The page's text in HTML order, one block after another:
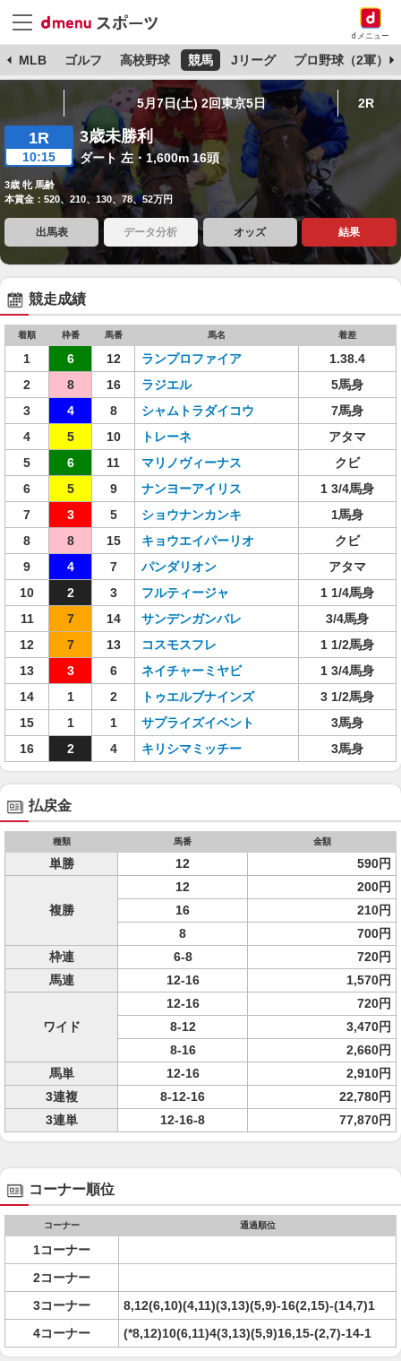
dメニュー
MLB ゴルフ 高校野球 競馬 Jリーグ プロ野球（2軍）
5月7日(土) 2回東京5日 2R
1R
10:15
3歳未勝利
ダート 左・1,600m 16頭
3歳 牝 馬齢
本賞金：520、210、130、78、52万円
出馬表 データ分析 オッズ 結果
競走成績
着順 枠番 馬番 馬名 着差
1 6 12 ランプロファイア
1.38.4
2
8 16 ラジエル
5馬身
3
4 8 シャムトラダイコウ
7馬身
4
5 10 トレーネ
アタマ
5
6 11 マリノヴィーナス
クビ
6
5 9 ナンヨーアイリス
1 3/4馬身
7
3 5 ショウナンカンキ
1馬身
8
8 15 キョウエイパーリオ
クビ
9
4 7 パンダリオン
アタマ
10
2 3 フルティージャ
1 1/4馬身
11
7 14 サンデンガンバレ
3/4馬身
12
7 13 コスモスフレ
1 1/2馬身
13
3 6 ネイチャーミヤビ
1 3/4馬身
14
1 2 トゥエルブナインズ
3 1/2馬身
15
1 1 サプライズイベント
3馬身
16
2 4 キリシマミッチー 3馬身
払戻金
種類 馬番 金額
単勝 12 590円
複勝
12
200円
16
210円
8
700円
枠連
6-8
720円
馬連
12-16 1,570円
ワイド
12-16
720円
8-12
3,470円
8-16
2,660円
馬単
12-16
2,910円
3連複
8-12-16
22,780円
3連単
12-16-8 77,870円
コーナー順位
コーナー 通過順位
1コーナー
2コーナー
3コーナー
8,12(6,10)(4,11)(3,13)(5,9)-16(2,15)-(14,7)1
4コーナー
(*8,12)10(6,11)4(3,13)(5,9)16,15-(2,7)-14-1